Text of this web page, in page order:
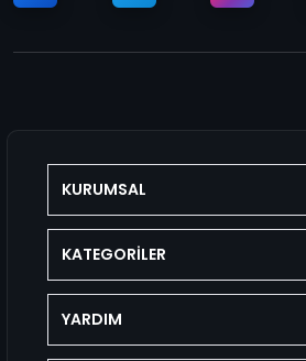
KURUMSAL
KATEGORİLER
YARDIM